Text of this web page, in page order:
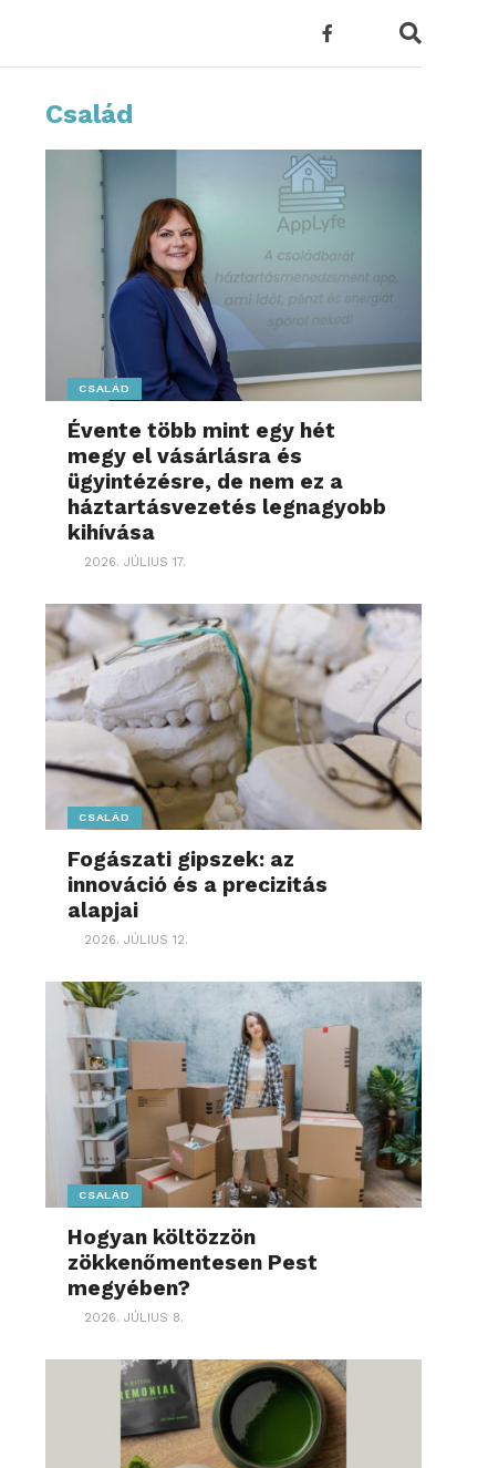
Család
CSALÁD
Évente több mint egy hét
megy el vásárlásra és
ügyintézésre, de nem ez a
háztartásvezetés legnagyobb
kihívása
2026. JÚLIUS 17.
CSALÁD
Fogászati gipszek: az
innováció és a precizitás
alapjai
2026. JÚLIUS 12.
CSALÁD
Hogyan költözzön
zökkenőmentesen Pest
megyében?
2026. JÚLIUS 8.